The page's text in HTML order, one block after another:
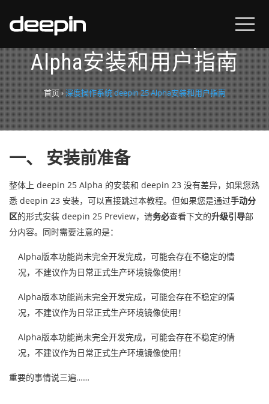
深度操作系统 deepin 25
Alpha安装和用户指南
首页›深度操作系统 deepin 25 Alpha安装和用户指南
一、 安装前准备
整体上 deepin 25 Alpha 的安装和 deepin 23 没有差异，如果您熟
悉 deepin 23 安装，可以直接跳过本教程。但如果您是通过手动分
区的形式安装 deepin 25 Preview，请务必查看下文的升级引导部
分内容。同时需要注意的是：
Alpha版本功能尚未完全开发完成，可能会存在不稳定的情
况，不建议作为日常正式生产环境镜像使用！
Alpha版本功能尚未完全开发完成，可能会存在不稳定的情
况，不建议作为日常正式生产环境镜像使用！
Alpha版本功能尚未完全开发完成，可能会存在不稳定的情
况，不建议作为日常正式生产环境镜像使用！
重要的事情说三遍……